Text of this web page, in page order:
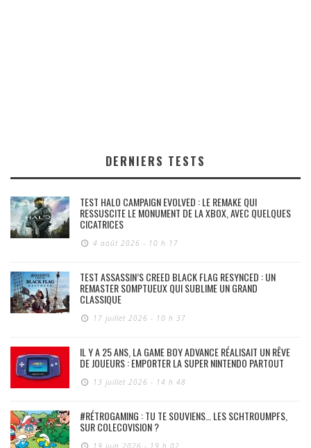
DERNIERS TESTS
TEST HALO CAMPAIGN EVOLVED : LE REMAKE QUI
RESSUSCITE LE MONUMENT DE LA XBOX, AVEC QUELQUES
CICATRICES
4 août 2026 - 10 h 17
TEST ASSASSIN’S CREED BLACK FLAG RESYNCED : UN
REMASTER SOMPTUEUX QUI SUBLIME UN GRAND
CLASSIQUE
17 juillet 2026 - 10 h 37
IL Y A 25 ANS, LA GAME BOY ADVANCE RÉALISAIT UN RÊVE
DE JOUEURS : EMPORTER LA SUPER NINTENDO PARTOUT
13 juillet 2026 - 14 h 48
#RÉTROGAMING : TU TE SOUVIENS… LES SCHTROUMPFS,
SUR COLECOVISION ?